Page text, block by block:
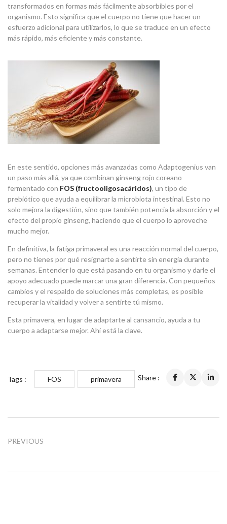
transformados en formas más fácilmente absorbibles por el
organismo. Esto significa que el cuerpo no tiene que hacer un
esfuerzo adicional para utilizarlos, lo que se traduce en un efecto
más rápido, más eficiente y más constante.
En este sentido, opciones más avanzadas como Adaptogenius van
un paso más allá, ya que combinan ginseng rojo coreano
fermentado con FOS (fructooligosacáridos), un tipo de
prebiótico que ayuda a equilibrar la microbiota intestinal. Esto no
solo mejora la digestión, sino que también potencia la absorción y el
efecto del propio ginseng, haciendo que el cuerpo lo aproveche
mucho mejor.
En definitiva, la fatiga primaveral es una reacción normal del cuerpo,
pero no tienes por qué resignarte a sentirte sin energía durante
semanas. Entender lo que está pasando en tu organismo y darle el
apoyo adecuado puede marcar una gran diferencia. Con pequeños
cambios y el respaldo de soluciones más completas, es posible
recuperar la vitalidad y volver a sentirte tú mismo.
Esta primavera, en lugar de adaptarte al cansancio, ayuda a tu
cuerpo a adaptarse mejor. Ahí está la clave.
Tags : FOS primavera Share :
PREVIOUS